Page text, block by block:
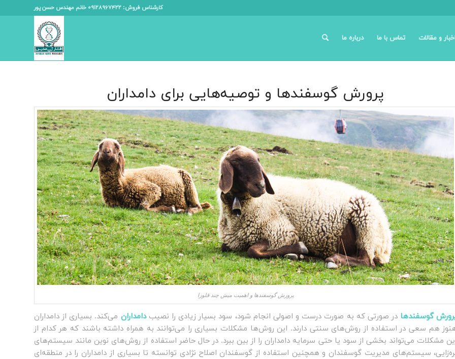
کارشناس فروش: ۰۹۱۲۸۹۶۷۴۲۲ خانم مهندس حسن پور
و مقالات تماس با ما درباره ما
پرورش گوسفندها و توصیه‌هایی برای دامداران
پرورش گوسفندها و اهمیت میش چند قلوزا
گوسفندها در صورتی که به صورت درست و اصولی انجام شود، سود بسیار زیادی را نصیبدامداران می‌کند. بسیاری از دامداران
هم سعی در استفاده از روش‌های سنتی دارند. این روش‌ها مشکلات بسیاری را می‌توانند به همراه داشته باشند که هر کدام از
مشکلات می‌تواند بخشی از سود یا حتی سرمایه دامداران را از بین ببرد. در حال حاضر استفاده از روش‌های نوین مانند سیستم‌های
سیستم‌های مدیریت گوسفندان و همچنین استفاده از گوسفندان اصلاح نژادی توانسته تا بسیاری از دامداران را در منطقه‌ای